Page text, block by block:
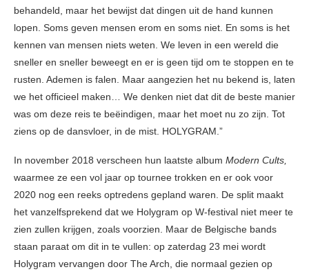
behandeld, maar het bewijst dat dingen uit de hand kunnen
lopen. Soms geven mensen erom en soms niet. En soms is het
kennen van mensen niets weten. We leven in een wereld die
sneller en sneller beweegt en er is geen tijd om te stoppen en te
rusten. Ademen is falen. Maar aangezien het nu bekend is, laten
we het officieel maken… We denken niet dat dit de beste manier
was om deze reis te beëindigen, maar het moet nu zo zijn. Tot
ziens op de dansvloer, in de mist. HOLYGRAM.”
In november 2018 verscheen hun laatste album Modern Cults,
waarmee ze een vol jaar op tournee trokken en er ook voor
2020 nog een reeks optredens gepland waren. De split maakt
het vanzelfsprekend dat we Holygram op W-festival niet meer te
zien zullen krijgen, zoals voorzien. Maar de Belgische bands
staan paraat om dit in te vullen: op zaterdag 23 mei wordt
Holygram vervangen door The Arch, die normaal gezien op